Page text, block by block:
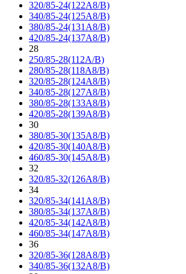
320/85-24(122A8/B)
340/85-24(125A8/B)
380/85-24(131A8/B)
420/85-24(137A8/B)
28
250/85-28(112A/B)
280/85-28(118A8/B)
320/85-28(124A8/B)
340/85-28(127A8/B)
380/85-28(133A8/B)
420/85-28(139A8/B)
30
380/85-30(135A8/B)
420/85-30(140A8/B)
460/85-30(145A8/B)
32
320/85-32(126A8/B)
34
320/85-34(141A8/B)
380/85-34(137A8/B)
420/85-34(142A8/B)
460/85-34(147A8/B)
36
320/85-36(128A8/B)
340/85-36(132A8/B)